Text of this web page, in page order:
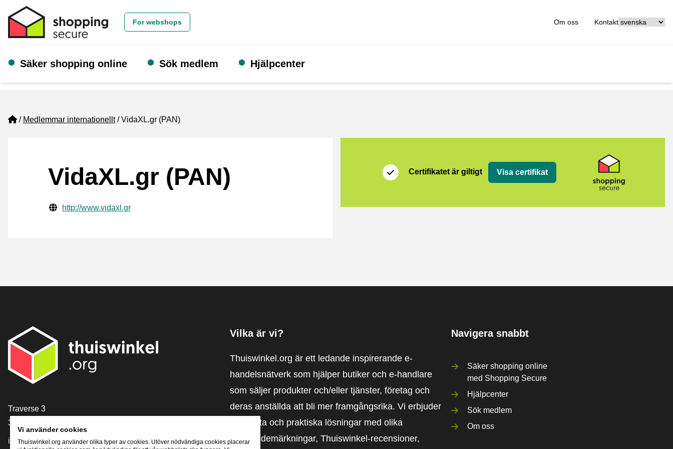
For webshops Om oss Kontakt
Säker shopping online Sök medlem Hjälpcenter
Home
Medlemmar internationellt VidaXL.gr (PAN)
VidaXL.gr (PAN)
Verifierade kontaktuppgifter
Website URL
http://www.vidaxl.gr
Certifikatet är giltigt Visa certifikat
[_General:Contact]
Traverse 3
3905 NL Veenendaal
info@thuiswinkel.org
Vilka är vi?
Thuiswinkel.org är ett ledande inspirerande e-
handelsnätverk som hjälper butiker och e-handlare
som säljer produkter och/eller tjänster, företag och
deras anställda att bli mer framgångsrika. Vi erbjuder
relevanta och praktiska lösningar med olika
förtroendemärkningar, Thuiswinkel-recensioner,
Navigera snabbt
Säker shopping online
med Shopping Secure
Hjälpcenter
Sök medlem
Om oss
Vi använder cookies
Thuiswinkel.org använder olika typer av cookies. Utöver nödvändiga cookies placerar